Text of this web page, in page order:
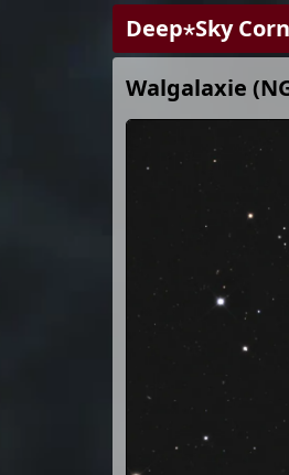
Deep⋆Sky
Walgalaxie